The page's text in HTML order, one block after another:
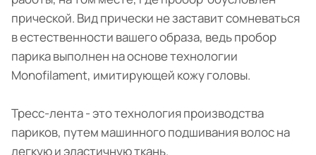
прической. Вид прически не заставит сомневаться
в естественности вашего образа, ведь пробор
парика выполнен на основе технологии
Monofilament, имитирующей кожу головы.
Тресс-лента - это технология производства
париков, путем машинного подшивания волос на
легкую и эластичную ткань.